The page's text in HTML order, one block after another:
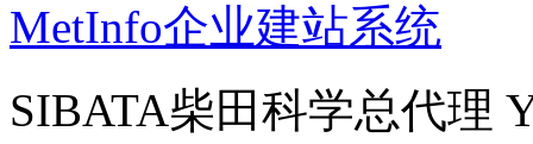
MetInfo企业建站系统
SIBATA柴田科学总代理